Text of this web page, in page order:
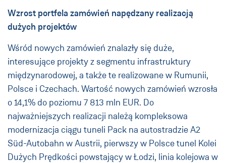
Wzrost portfela zamówień napędzany realizacją
dużych projektów
Wśród nowych zamówień znalazły się duże,
interesujące projekty z segmentu infrastruktury
międzynarodowej, a także te realizowane w Rumunii,
Polsce i Czechach. Wartość nowych zamówień wzrosła
o 14,1% do poziomu 7 813 mln EUR. Do
najważniejszych realizacji należą kompleksowa
modernizacja ciągu tuneli Pack na autostradzie A2
Süd-Autobahn w Austrii, pierwszy w Polsce tunel Kolei
Dużych Prędkości powstający w Łodzi, linia kolejowa w